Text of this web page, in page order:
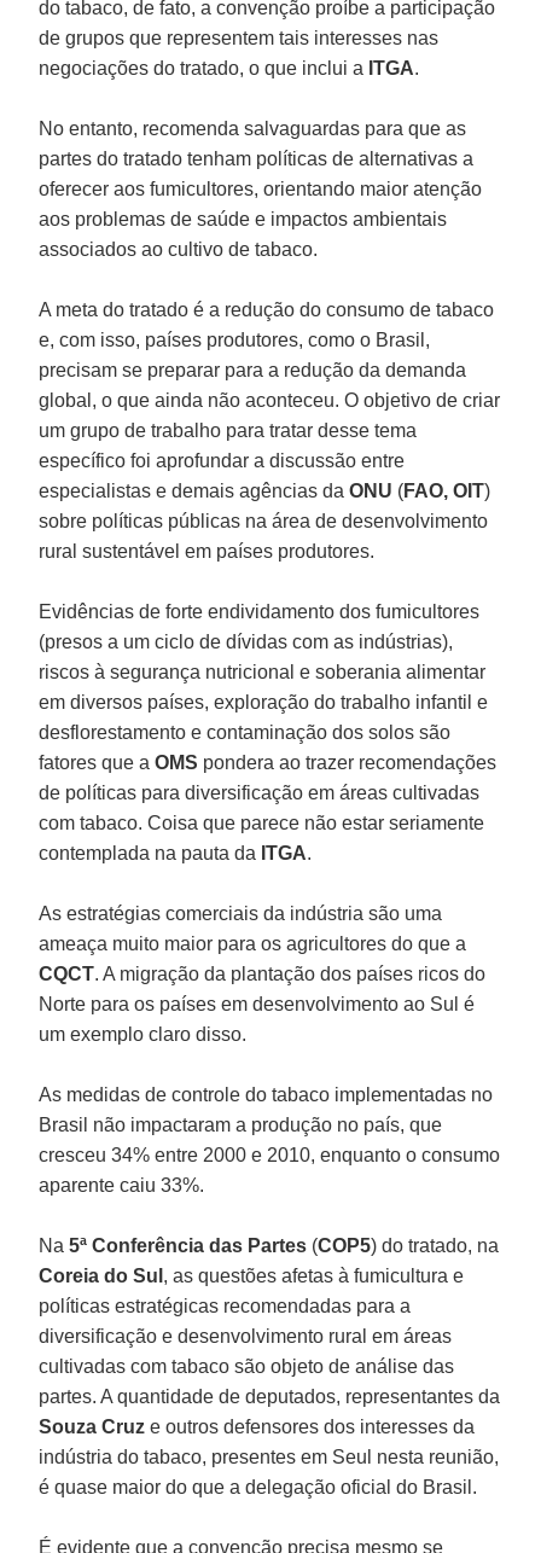
do tabaco, de fato, a convenção proíbe a participação
de grupos que representem tais interesses nas
negociações do tratado, o que inclui a ITGA.
No entanto, recomenda salvaguardas para que as
partes do tratado tenham políticas de alternativas a
oferecer aos fumicultores, orientando maior atenção
aos problemas de saúde e impactos ambientais
associados ao cultivo de tabaco.
A meta do tratado é a redução do consumo de tabaco
e, com isso, países produtores, como o Brasil,
precisam se preparar para a redução da demanda
global, o que ainda não aconteceu. O objetivo de criar
um grupo de trabalho para tratar desse tema
específico foi aprofundar a discussão entre
especialistas e demais agências daONU (FAO, OIT)
sobre políticas públicas na área de desenvolvimento
rural sustentável em países produtores.
Evidências de forte endividamento dos fumicultores
(presos a um ciclo de dívidas com as indústrias),
riscos à segurança nutricional e soberania alimentar
em diversos países, exploração do trabalho infantil e
desflorestamento e contaminação dos solos são
fatores que aOMS pondera ao trazer recomendações
de políticas para diversificação em áreas cultivadas
com tabaco. Coisa que parece não estar seriamente
contemplada na pauta da ITGA.
As estratégias comerciais da indústria são uma
ameaça muito maior para os agricultores do que a
CQCT. A migração da plantação dos países ricos do
Norte para os países em desenvolvimento ao Sul é
um exemplo claro disso.
As medidas de controle do tabaco implementadas no
Brasil não impactaram a produção no país, que
cresceu 34% entre 2000 e 2010, enquanto o consumo
aparente caiu 33%.
Na5ª Conferência das Partes (COP5) do tratado, na
Coreia do Sul , as questões afetas à fumicultura e
políticas estratégicas recomendadas para a
diversificação e desenvolvimento rural em áreas
cultivadas com tabaco são objeto de análise das
partes. A quantidade de deputados, representantes da
Souza Cruz e outros defensores dos interesses da
indústria do tabaco, presentes em Seul nesta reunião,
é quase maior do que a delegação oficial do Brasil.
É evidente que a convenção precisa mesmo se